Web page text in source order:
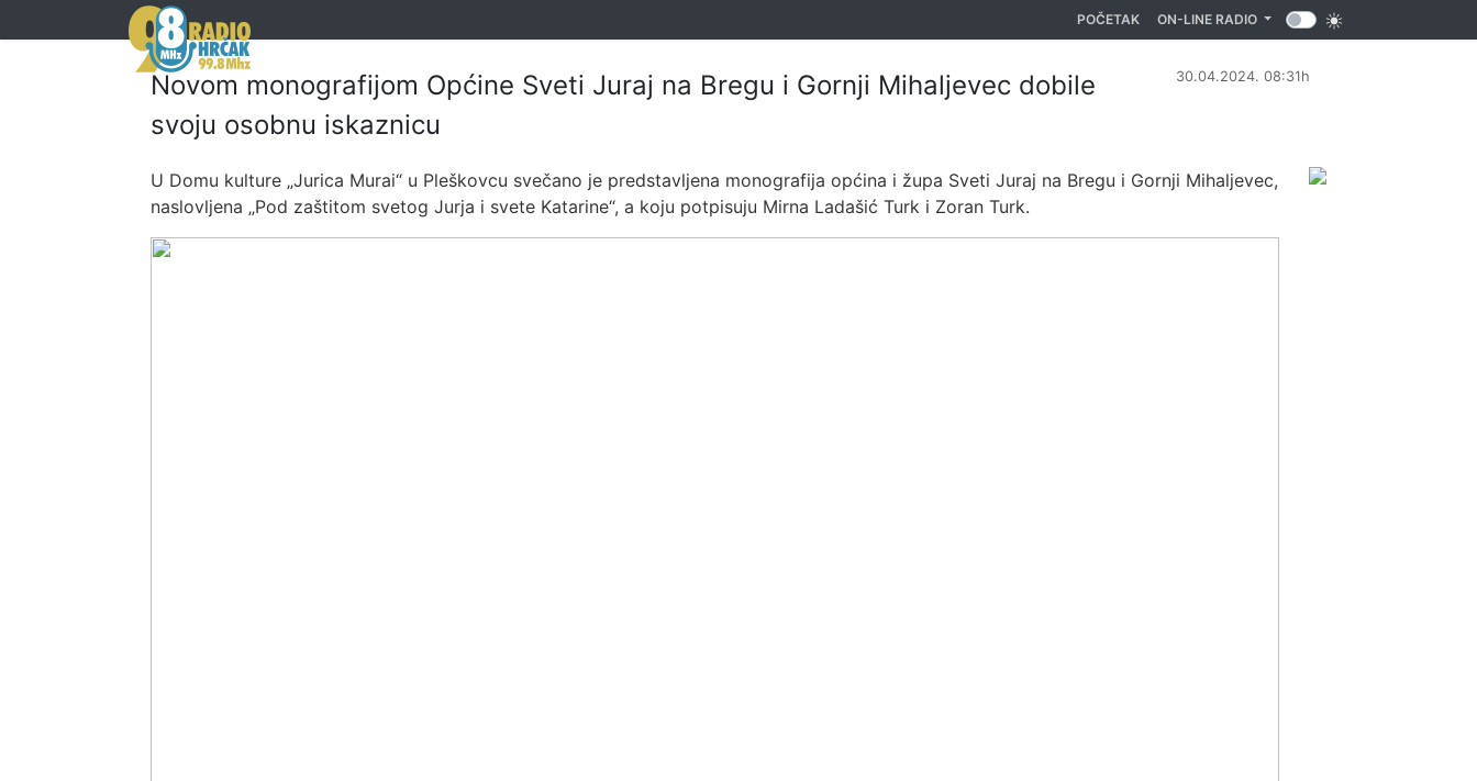
POČETAK(CURRENT)
ON-LINE RADIO
Novom monografijom Općine Sveti Juraj na Bregu i Gornji Mihaljevec dobile
svoju osobnu iskaznicu
30.04.2024. 08:31h
U Domu kulture „Jurica Murai“ u Pleškovcu svečano je predstavljena monografija općina i župa Sveti Juraj na Bregu i Gornji Mihaljevec,
naslovljena „Pod zaštitom svetog Jurja i svete Katarine“, a koju potpisuju Mirna Ladašić Turk i Zoran Turk.